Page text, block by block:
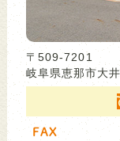
〒509-7201
岐阜県恵那市大
FAX